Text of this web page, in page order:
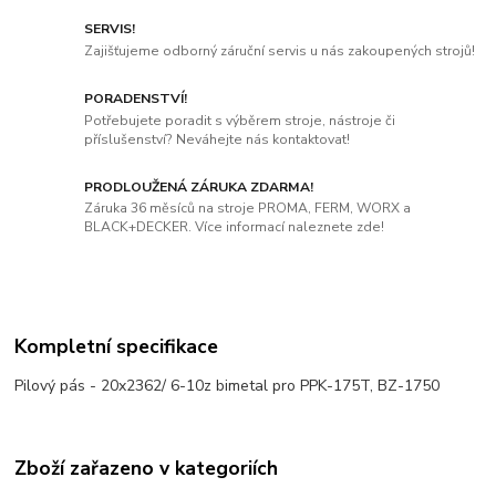
SERVIS!
Zajišťujeme odborný záruční servis u nás zakoupených strojů!
PORADENSTVÍ!
Potřebujete poradit s výběrem stroje, nástroje či
příslušenství? Neváhejte nás kontaktovat!
PRODLOUŽENÁ ZÁRUKA ZDARMA!
Záruka 36 měsíců na stroje PROMA, FERM, WORX a
BLACK+DECKER. Více informací naleznete zde!
Kompletní specifikace
Pilový pás - 20x2362/ 6-10z bimetal pro PPK-175T, BZ-1750
Zboží zařazeno v kategoriích